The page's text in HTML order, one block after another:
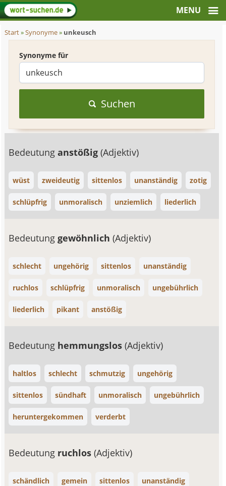
Start»Synonyme» unkeusch
Synonyme für
Suchen
Bedeutunganstößig(Adjektiv)
wüst zweideutig sittenlos unanständig zotig
schlüpfrig unmoralisch unziemlich liederlich
Bedeutunggewöhnlich(Adjektiv)
schlecht ungehörig sittenlos unanständig
ruchlos schlüpfrig unmoralisch ungebührlich
liederlich pikant anstößig
Bedeutung hemmungslos(Adjektiv)
haltlos schlecht schmutzig ungehörig
sittenlos sündhaft unmoralisch ungebührlich
heruntergekommen verderbt
Bedeutung ruchlos(Adjektiv)
schändlich gemein sittenlos unanständig